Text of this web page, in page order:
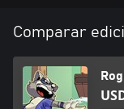
Comparar